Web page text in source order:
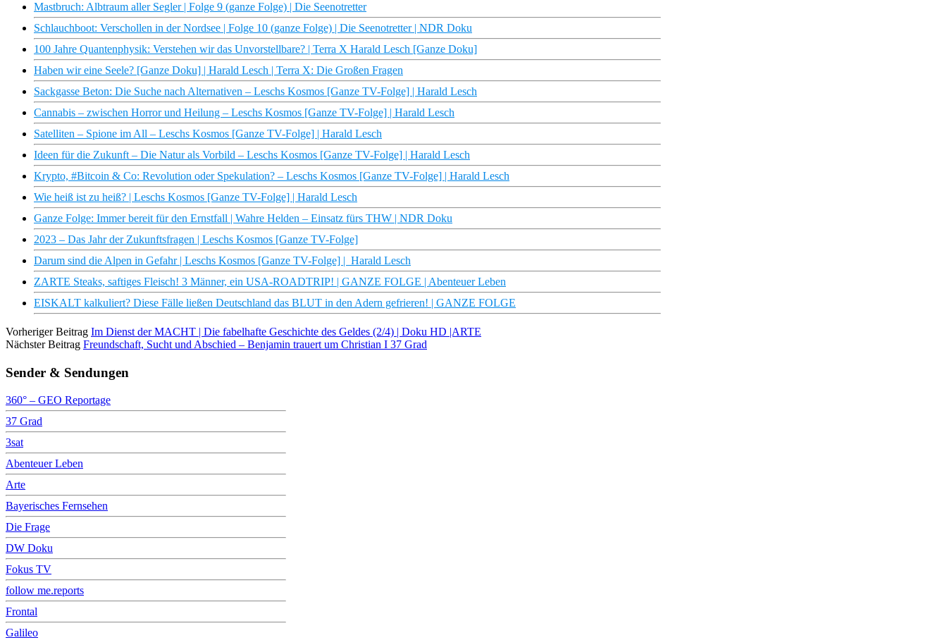
Mastbruch: Albtraum aller Segler | Folge 9 (ganze Folge) | Die Seenotretter
Schlauchboot: Verschollen in der Nordsee | Folge 10 (ganze Folge) | Die Seenotretter | NDR Doku
100 Jahre Quantenphysik: Verstehen wir das Unvorstellbare? | Terra X Harald Lesch [Ganze Doku]
Haben wir eine Seele? [Ganze Doku] | Harald Lesch | Terra X: Die Großen Fragen
Sackgasse Beton: Die Suche nach Alternativen – Leschs Kosmos [Ganze TV-Folge] | Harald Lesch
Cannabis – zwischen Horror und Heilung – Leschs Kosmos [Ganze TV-Folge] | Harald Lesch
Satelliten – Spione im All – Leschs Kosmos [Ganze TV-Folge] | Harald Lesch
Ideen für die Zukunft – Die Natur als Vorbild – Leschs Kosmos [Ganze TV-Folge] | Harald Lesch
Krypto, #Bitcoin & Co: Revolution oder Spekulation? – Leschs Kosmos [Ganze TV-Folge] | Harald Lesch
Wie heiß ist zu heiß? | Leschs Kosmos [Ganze TV-Folge] | Harald Lesch
Ganze Folge: Immer bereit für den Ernstfall | Wahre Helden – Einsatz fürs THW | NDR Doku
2023 – Das Jahr der Zukunftsfragen | Leschs Kosmos [Ganze TV-Folge]
Darum sind die Alpen in Gefahr | Leschs Kosmos [Ganze TV-Folge] | Harald Lesch
ZARTE Steaks, saftiges Fleisch! 3 Männer, ein USA-ROADTRIP! | GANZE FOLGE | Abenteuer Leben
EISKALT kalkuliert? Diese Fälle ließen Deutschland das BLUT in den Adern gefrieren! | GANZE FOLGE
Vorheriger Beitrag Im Dienst der MACHT | Die fabelhafte Geschichte des Geldes (2/4) | Doku HD |ARTE
Nächster Beitrag Freundschaft, Sucht und Abschied – Benjamin trauert um Christian I 37 Grad
Sender & Sendungen
360° – GEO Reportage
37 Grad
3sat
Abenteuer Leben
Arte
Bayerisches Fernsehen
Die Frage
DW Doku
Fokus TV
follow me.reports
Frontal
Galileo